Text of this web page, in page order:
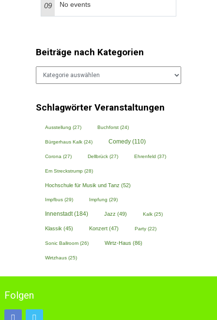
09 No events
Beiträge nach Kategorien
Schlagwörter Veranstaltungen
Ausstellung (27) Buchforst(24)
Bürgerhaus Kalk(24) Comedy(110)
Corona (27) Dellbrück(27) Ehrenfeld (37)
Em Streckstrump(28)
Hochschule für Musik und Tanz (52)
Impfbus(29) Impfung (29)
Innenstadt(184) Jazz (49) Kalk(25)
Klassik (45) Konzert(47) Party(22)
Sonic Ballroom(26) Wirtz-Haus (86)
Wirtzhaus(25)
Folgen